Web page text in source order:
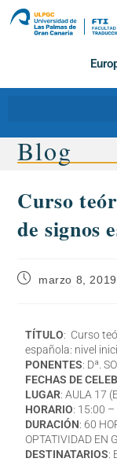
Blog
Curso
de signos
marzo 8, 2019
TÍTULO: Curso
española: nivel
PONENTES: Dª.
FECHAS DE
LUGAR: AULA 17
HORARIO: 15:00
DURACIÓN: 60
OPTATIVIDAD EN
DESTINATARIOS: